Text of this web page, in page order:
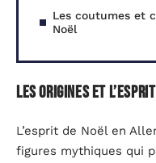
Les coutumes et
Noël
Les origines et
L’esprit de Noël en
figures mythiques qui